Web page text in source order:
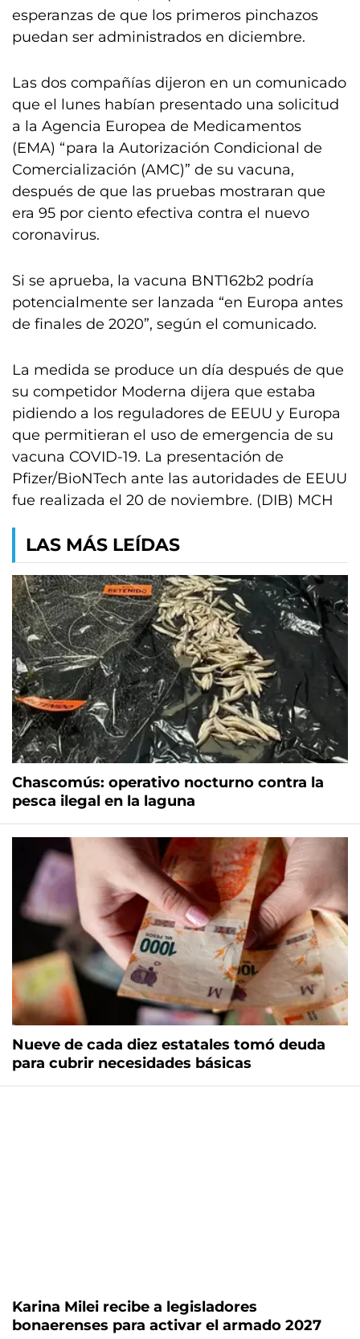
esperanzas de que los primeros pinchazos
puedan ser administrados en diciembre.
Las dos compañías dijeron en un comunicado
que el lunes habían presentado una solicitud
a la Agencia Europea de Medicamentos
(EMA) “para la Autorización Condicional de
Comercialización (AMC)” de su vacuna,
después de que las pruebas mostraran que
era 95 por ciento efectiva contra el nuevo
coronavirus.
Si se aprueba, la vacuna BNT162b2 podría
potencialmente ser lanzada “en Europa antes
de finales de 2020”, según el comunicado.
La medida se produce un día después de que
su competidor Moderna dijera que estaba
pidiendo a los reguladores de EEUU y Europa
que permitieran el uso de emergencia de su
vacuna COVID-19. La presentación de
Pfizer/BioNTech ante las autoridades de EEUU
fue realizada el 20 de noviembre. (DIB) MCH
LAS MÁS LEÍDAS
Chascomús: operativo nocturno contra la
pesca ilegal en la laguna
Nueve de cada diez estatales tomó deuda
para cubrir necesidades básicas
Karina Milei recibe a legisladores
bonaerenses para activar el armado 2027